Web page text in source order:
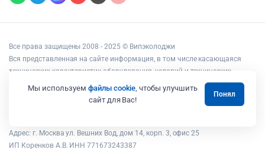
Все права защищены 2008 - 2025 © Випэколоджи
Вся представленная на сайте информация, в том числе касающаяся
технических характеристик оборудования, условий и технических
возможностей подключения, наличия на складе, стоимости товаров и
услуг, носит информационный характер и ни при каких условиях не
является публичной офертой, определяемой положениями статьи 437
Адрес: г. Москва ул. Вешних Вод, дом 14, корп. 3, офис 25
ИП Коренков А.В. ИНН 771673243387
Мы используем файлы cookie, чтобы улучшить
сайт для Вас!
Понял